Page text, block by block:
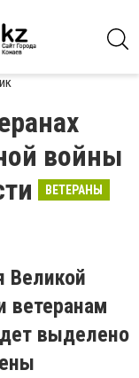
войны
ВЕТЕРАНЫ
Великой
ветеранам
выделено